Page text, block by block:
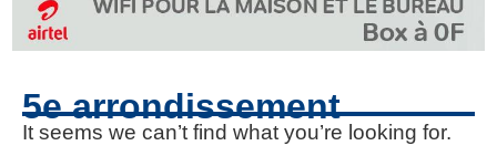
5e arrondissement
It seems we can’t find what you’re looking for.